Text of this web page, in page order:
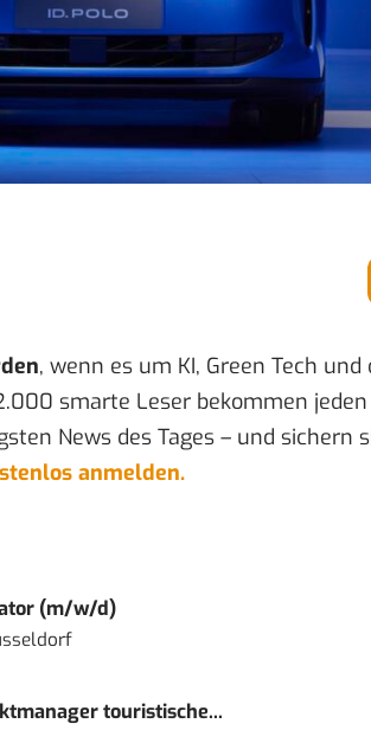
, wenn es um KI, Green Tech und
smarte Leser bekommen jeden
News des Tages – und sichern
anmelden.
(m/w/d)
touristische...